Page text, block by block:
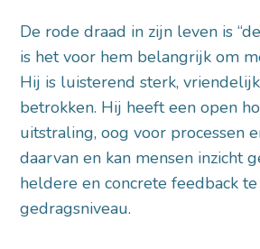
De rode draad in zijn leven is
is het voor hem belangrijk om
Hij is luisterend sterk,
betrokken. Hij heeft een open
uitstraling, oog voor processen
daarvan en kan mensen inzicht
heldere en concrete feedback
gedragsniveau.